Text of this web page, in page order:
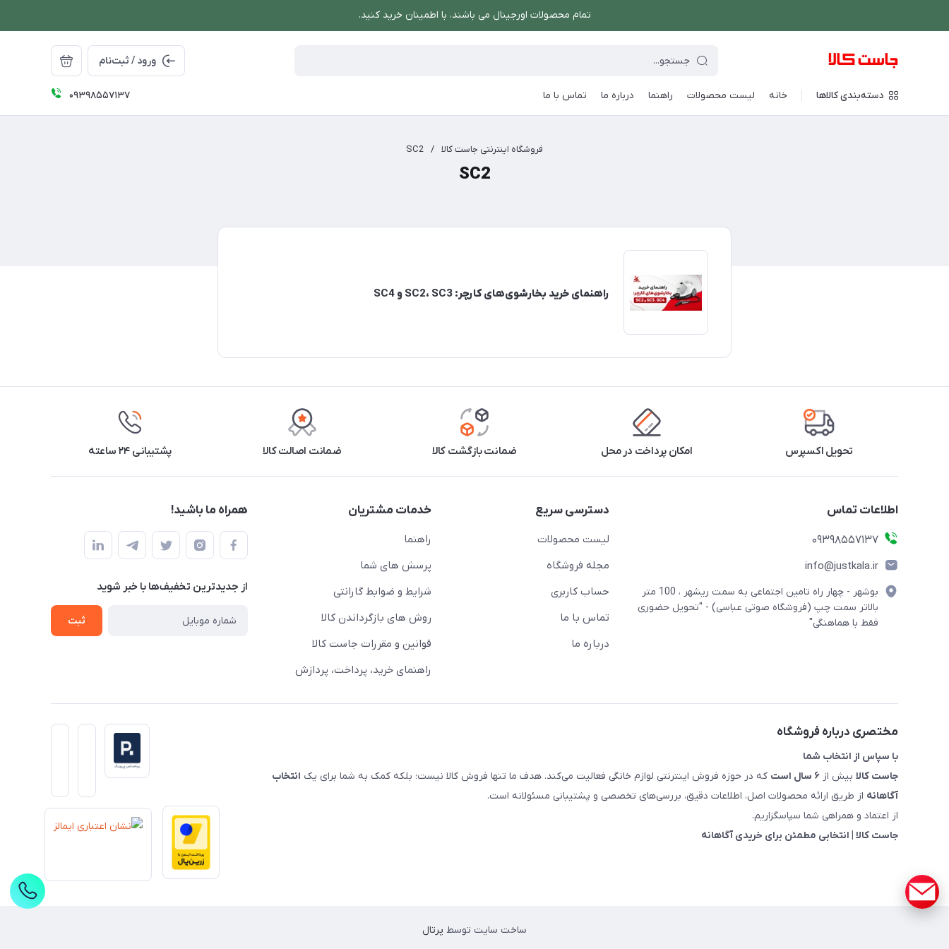
تمام محصولات اورجینال می باشند، با اطمینان خرید کنید.
ورود / ثبت‌نام
دسته‌بندی کالاها خانه لیست محصولات راهنما درباره ما تماس با ما 09398557137
فروشگاه اینترنتی جاست کالا /
SC2
SC2
راهنمای خرید بخارشوی‌های کارچر: SC2، SC3 و SC4
تحویل اکسپرس امکان پرداخت در محل ضمانت بازگشت کالا ضمانت اصالت کالا پشتیبانی ۲۴ ساعته
اطلاعات تماس
09398557137
info@justkala.ir
بوشهر - چهار راه تامین اجتماعی به سمت ریشهر ، 100 متر
بالاتر سمت چپ (فروشگاه صوتی عباسی) - "تحویل حضوری
فقط با هماهنگی"
دسترسی سریع
لیست محصولات
مجله فروشگاه
حساب کاربری
تماس با ما
درباره ما
خدمات مشتریان
راهنما
پرسش های شما
شرایط و ضوابط گارانتی
روش های بازگرداندن کالا
قوانین و مقررات جاست کالا
راهنمای خرید، پرداخت، پردازش
همراه ما باشید!
از جدید‌ترین تخفیف‌ها با‌ خبر شوید
ثبت
مختصری درباره فروشگاه
با سپاس از انتخاب شما
جاست کالا بیش از ۶ سال است که در حوزه فروش اینترنتی لوازم خانگی فعالیت می‌کند. هدف ما تنها فروش کالا نیست؛ بلکه کمک به شما برای یک انتخاب
آگاهانه از طریق ارائه محصولات اصل، اطلاعات دقیق، بررسی‌های تخصصی و پشتیبانی مسئولانه است.
از اعتماد و همراهی شما سپاسگزاریم.
جاست کالا | انتخابی مطمئن برای خریدی آگاهانه
ساخت سایت توسط پرتال